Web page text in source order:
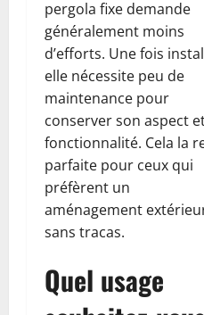
pergola fixe demande
généralement moins
d’efforts. Une fois
elle nécessite peu de
maintenance pour
conserver son aspect
fonctionnalité. Cela la
parfaite pour ceux qui
préfèrent un
aménagement
sans tracas.
Quel usage